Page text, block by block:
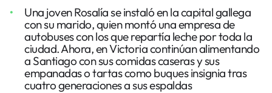
Una joven Rosalía se instaló en la capital gallega
con su marido, quien montó una empresa de
autobuses con los que repartía leche por toda la
ciudad. Ahora, en Victoria continúan alimentando
a Santiago con sus comidas caseras y sus
empanadas o tartas como buques insignia tras
cuatro generaciones a sus espaldas